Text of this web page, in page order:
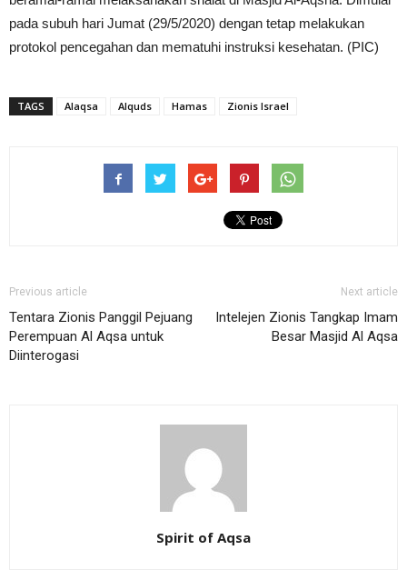
pada subuh hari Jumat (29/5/2020) dengan tetap melakukan
protokol pencegahan dan mematuhi instruksi kesehatan. (PIC)
TAGS Alaqsa Alquds Hamas Zionis Israel
Previous article
Tentara Zionis Panggil Pejuang
Perempuan Al Aqsa untuk
Diinterogasi
Next article
Intelejen Zionis Tangkap Imam
Besar Masjid Al Aqsa
Spirit of Aqsa